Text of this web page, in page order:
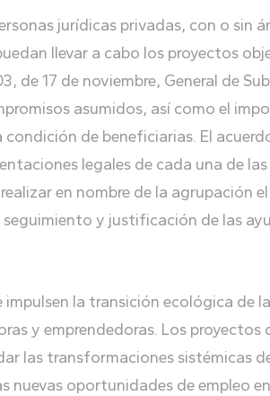
jurídicas privadas, con o sin
llevar a cabo los proyectos
de 17 de noviembre, General de
asumidos, así como el
de beneficiarias. El
legales de cada una de
en nombre de la agrupación
y justificación de las
la transición ecológica de
y emprendedoras. Los proyectos
las transformaciones sistémicas
oportunidades de empleo